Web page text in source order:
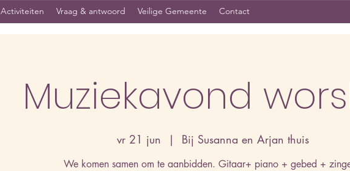
Activiteiten Vraag & antwoord Veilige Gemeente Contact
Muziekavond
vr 21 jun
  |
Bij Susanna en Arjan thuis
We komen samen om te aanbidden. Gitaar+ piano + gebed +